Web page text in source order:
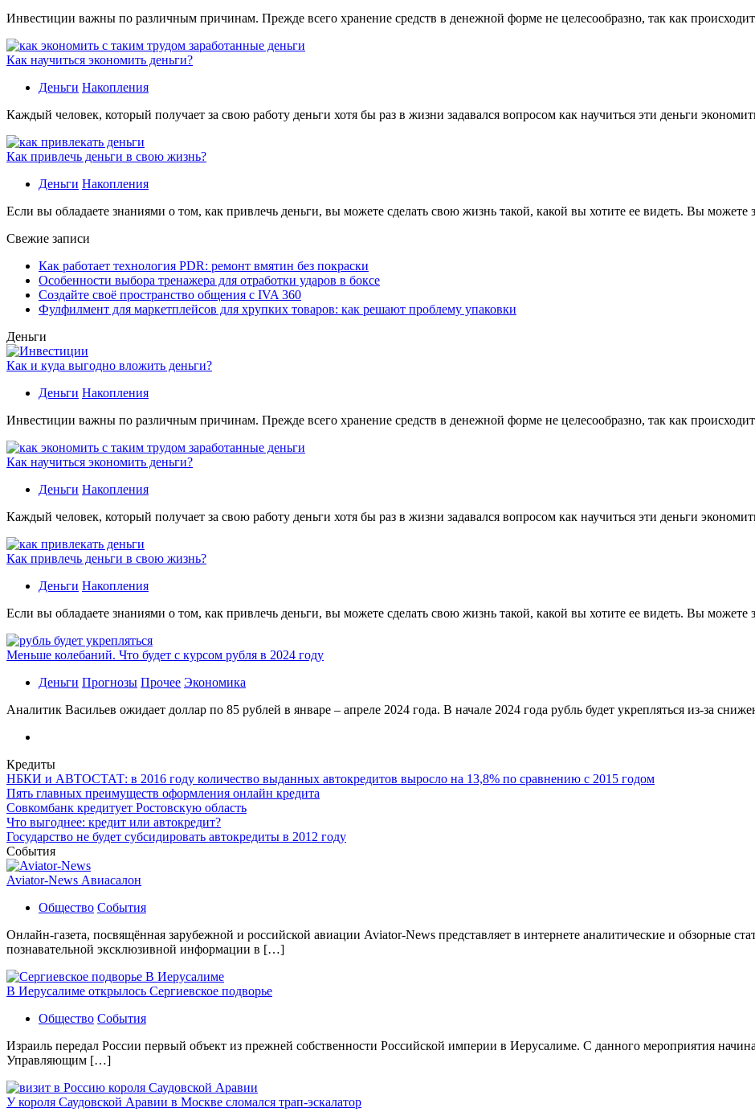
Инвестиции важны по различным причинам. Прежде всего хранение средств в денежной форме не целесообразно, так как
Как научиться экономить деньги?
Деньги Накопления
Каждый человек, который получает за свою работу деньги хотя бы раз в жизни задавался вопросом как научиться эти деньги
Как привлечь деньги в свою жизнь?
Деньги Накопления
Если вы обладаете знаниями о том, как привлечь деньги, вы можете сделать свою жизнь такой, какой вы хотите ее видеть. Вы
Свежие записи
Как работает технология PDR: ремонт вмятин без покраски
Особенности выбора тренажера для отработки ударов в боксе
Создайте своё пространство общения с IVA 360
Фулфилмент для маркетплейсов для хрупких товаров: как решают проблему упаковки
Деньги
Как и куда выгодно вложить деньги?
Деньги Накопления
Инвестиции важны по различным причинам. Прежде всего хранение средств в денежной форме не целесообразно, так как
Как научиться экономить деньги?
Деньги Накопления
Каждый человек, который получает за свою работу деньги хотя бы раз в жизни задавался вопросом как научиться эти деньги
Как привлечь деньги в свою жизнь?
Деньги Накопления
Если вы обладаете знаниями о том, как привлечь деньги, вы можете сделать свою жизнь такой, какой вы хотите ее видеть. Вы
Меньше колебаний. Что будет с курсом рубля в 2024 году
Деньги Прогнозы Прочее Экономика
Аналитик Васильев ожидает доллар по 85 рублей в январе – апреле 2024 года. В начале 2024 года рубль будет укрепляться из-за
Кредиты
НБКИ и АВТОСТАТ: в 2016 году количество выданных автокредитов выросло на 13,8% по сравнению с 2015 годом
Пять главных преимуществ оформления онлайн кредита
Совкомбанк кредитует Ростовскую область
Что выгоднее: кредит или автокредит?
Государство не будет субсидировать автокредиты в 2012 году
События
Aviator-News Авиасалон
Общество События
Онлайн-газета, посвящённая зарубежной и российской авиации Aviator-News представляет в интернете аналитические и обзорные
познавательной эксклюзивной информации в […]
В Иерусалиме открылось Сергиевское подворье
Общество События
Израиль передал России первый объект из прежней собственности Российской империи в Иерусалиме. С данного мероприятия
Управляющим […]
У короля Саудовской Аравии в Москве сломался трап-эскалатор